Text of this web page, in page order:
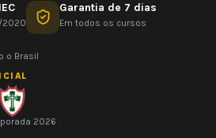
2020
Garantia de 7 dias
Em todos os cursos
o Brasil
2026